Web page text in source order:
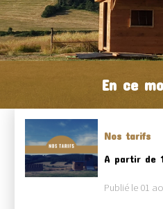
En ce
Nos tarifs
A partir de
Publié le 01